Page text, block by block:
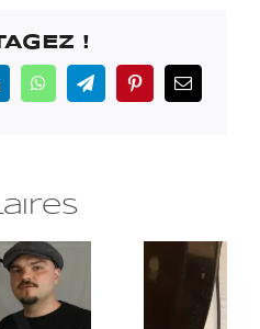
!
WhatsAppTelegramPinterestEmail